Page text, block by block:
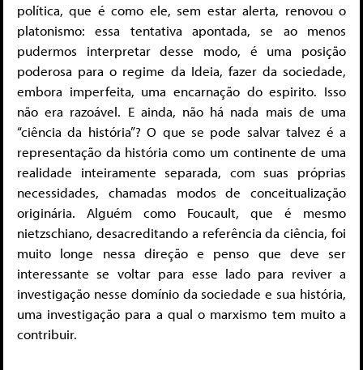
política, que é como ele, sem estar alerta, renovou o
platonismo: essa tentativa apontada, se ao menos
pudermos interpretar desse modo, é uma posição
poderosa para o regime da Ideia, fazer da sociedade,
embora imperfeita, uma encarnação do espirito. Isso
não era razoável. E ainda, não há nada mais de uma
“ciência da história”? O que se pode salvar talvez é a
representação da história como um continente de uma
realidade inteiramente separada, com suas próprias
necessidades, chamadas modos de conceitualização
originária. Alguém como Foucault, que é mesmo
nietzschiano, desacreditando a referência da ciência, foi
muito longe nessa direção e penso que deve ser
interessante se voltar para esse lado para reviver a
investigação nesse domínio da sociedade e sua história,
uma investigação para a qual o marxismo tem muito a
contribuir.